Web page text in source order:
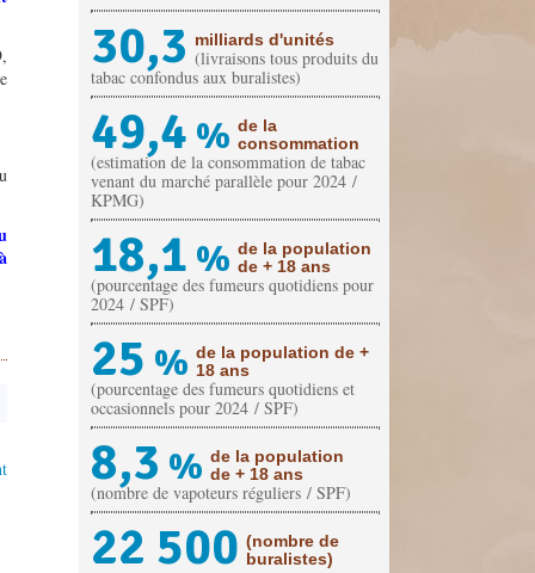
30,3 milliards d'unités
(livraisons tous produits du
tabac confondus aux buralistes)
49,4 % de la
consommation
(estimation de la consommation de tabac
venant du marché parallèle pour 2024 /
KPMG)
18,1 % de la population
de + 18 ans
(pourcentage des fumeurs quotidiens pour
2024 / SPF)
25 % de la population de +
18 ans
(pourcentage des fumeurs quotidiens et
occasionnels pour 2024 / SPF)
8,3 % de la population
de + 18 ans
(nombre de vapoteurs réguliers / SPF)
22 500 (nombre de
buralistes)